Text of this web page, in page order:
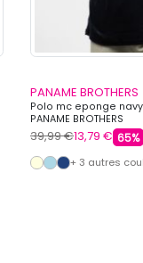
PANAME BROTHERS
Polo mc eponge
PANAME BROTHERS
39,99 €13,79 € 65%
+ 3 autres